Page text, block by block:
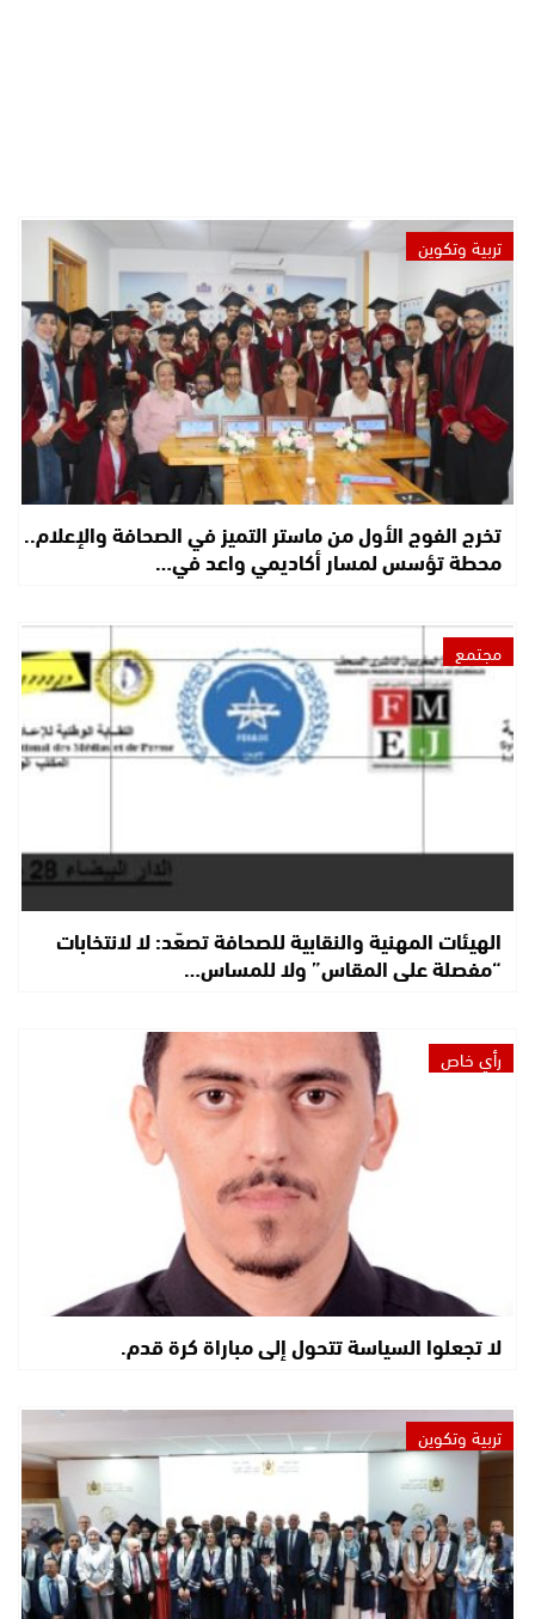
تربية وتكوين
تخرج الفوج الأول من ماستر التميز في الصحافة والإعلام..
محطة تؤسس لمسار أكاديمي واعد في…
مجتمع
الهيئات المهنية والنقابية للصحافة تصعّد: لا لانتخابات
“مفصلة على المقاس” ولا للمساس…
رأي خاص
لا تجعلوا السياسة تتحول إلى مباراة كرة قدم.
تربية وتكوين